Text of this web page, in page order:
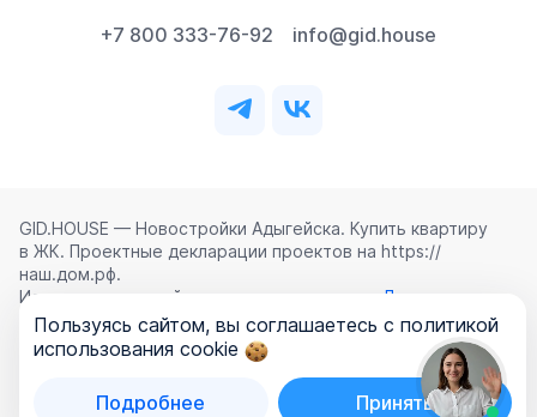
+7 800 333-76-92 info@gid.house
GID.HOUSE — Новостройки Адыгейска. Купить квартиру
в ЖК. Проектные декларации проектов на https://
наш.дом.рф.
Использование сайта означает согласие с
Лицензионным
соглашением
,Политикой конфиденциальностии
Политикой обработки персональных данных
ООО «ГИД.ХАУЗ»
Пользуясь сайтом, вы соглашаетесь с политикой
использования cookie
Подробнее Принять